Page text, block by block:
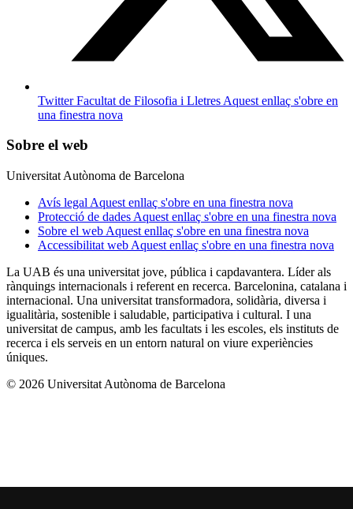
Twitter Facultat de Filosofia i Lletres Aquest enllaç s'obre en
una finestra nova
Sobre el web
Universitat Autònoma de Barcelona
Avís legal Aquest enllaç s'obre en una finestra nova
Protecció de dades Aquest enllaç s'obre en una finestra nova
Sobre el web Aquest enllaç s'obre en una finestra nova
Accessibilitat web Aquest enllaç s'obre en una finestra nova
La UAB és una universitat jove, pública i capdavantera. Líder als
rànquings internacionals i referent en recerca. Barcelonina, catalana i
internacional. Una universitat transformadora, solidària, diversa i
igualitària, sostenible i saludable, participativa i cultural. I una
universitat de campus, amb les facultats i les escoles, els instituts de
recerca i els serveis en un entorn natural on viure experiències
úniques.
© 2026 Universitat Autònoma de Barcelona